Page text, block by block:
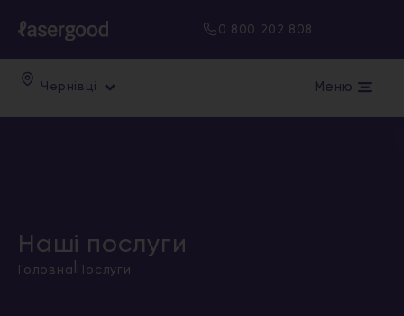
0 800 202 808
Чернівці Меню
Наші послуги
Головна Послуги